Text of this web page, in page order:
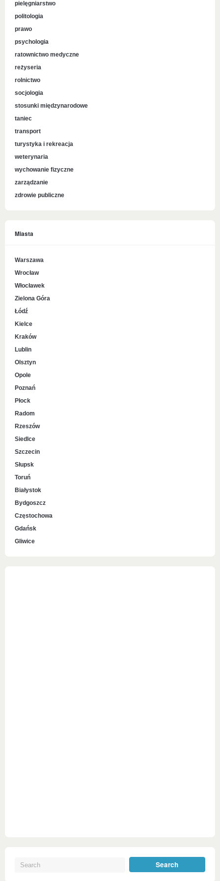
pielęgniarstwo
politologia
prawo
psychologia
ratownictwo medyczne
reżyseria
rolnictwo
socjologia
stosunki międzynarodowe
taniec
transport
turystyka i rekreacja
weterynaria
wychowanie fizyczne
zarządzanie
zdrowie publiczne
Miasta
Warszawa
Wrocław
Włocławek
Zielona Góra
Łódź
Kielce
Kraków
Lublin
Olsztyn
Opole
Poznań
Płock
Radom
Rzeszów
Siedlce
Szczecin
Słupsk
Toruń
Białystok
Bydgoszcz
Częstochowa
Gdańsk
Gliwice